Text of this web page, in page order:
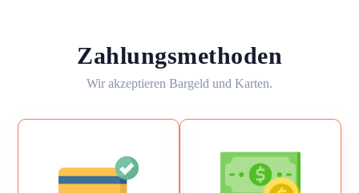
Zahlungsmethoden
Wir akzeptieren Bargeld und Karten.